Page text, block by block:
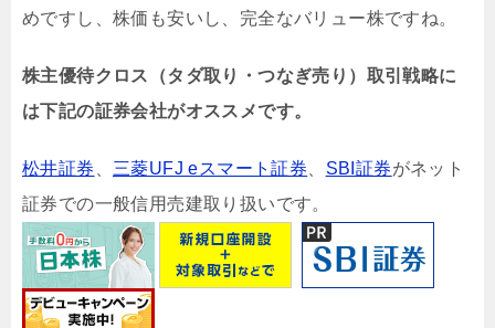
めですし、株価も安いし、完全なバリュー株ですね。
株主優待クロス（タダ取り・つなぎ売り）取引戦略に
は下記の証券会社がオススメです。
松井証券 三菱UFJ eスマート証券 SBI証券がネット
証券での一般信用売建取り扱いです。